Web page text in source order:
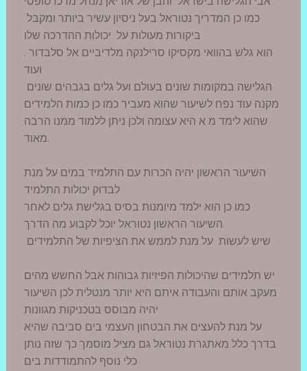
ביקורות מעולות על יכולות ההדרכה שלו
. הוא גלש בהוואי מקסיקו סרילנקה מלדיביים אל סלבדור
ועוד
מקנה עוד נפח לשיעור שהוא מעביר כמו כן כמות הלמידים
שהוא לימד מ א היא עצומה ולכן ניתן ללמוד ממנו הרבה
מאוד.
השיעור הראשון יהיה הכרות עם התלמיד במים על מנת
לבדוק יכולות התלמיד
כמו כן הוא ילמד מיומנות בסיס בגלישת גלים לאחר
השיעור הראשון נטוראל יוכל לקבוע מה הדרך.
יש תלמידים שהיכולות הפיזיות גבוהות אבל החשש מהים
מעקב אותם והעבודה איתם היא יותר מנטלית לכן השיעור
יהיה מבוסס בטכניקות מגוונות
על מנת להעצים את הבטחון העצמי בים סביבה שהיא
בדרך כלל מאתגרת נטוראל גם מציל מוסמך כך שזה נותן
כלי נוסף להתמודדות בים